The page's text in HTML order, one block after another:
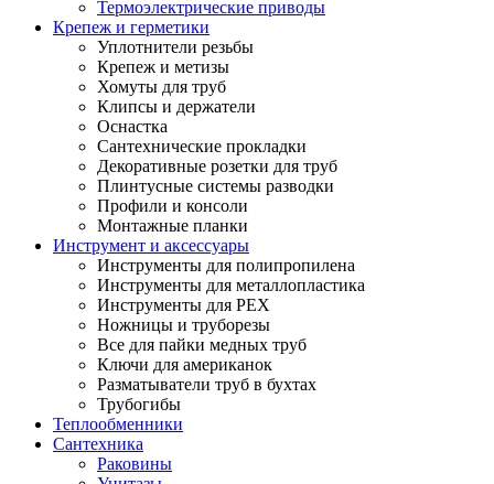
Термоэлектрические приводы
Крепеж и герметики
Уплотнители резьбы
Крепеж и метизы
Хомуты для труб
Клипсы и держатели
Оснастка
Сантехнические прокладки
Декоративные розетки для труб
Плинтусные системы разводки
Профили и консоли
Монтажные планки
Инструмент и аксессуары
Инструменты для полипропилена
Инструменты для металлопластика
Инструменты для PEX
Ножницы и труборезы
Все для пайки медных труб
Ключи для американок
Разматыватели труб в бухтах
Трубогибы
Теплообменники
Сантехника
Раковины